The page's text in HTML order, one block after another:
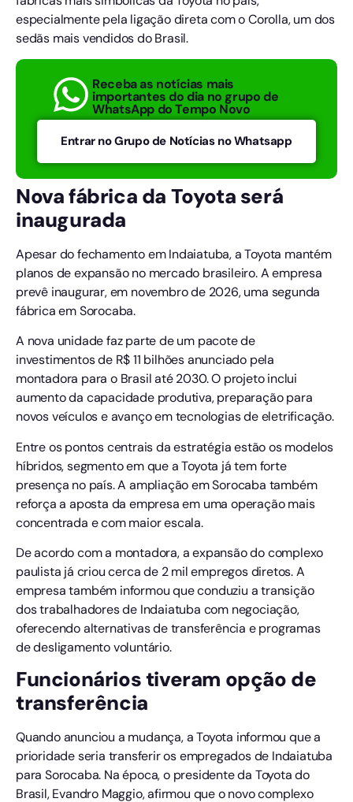
especialmente pela ligação direta com o Corolla, um dos
sedãs mais vendidos do Brasil.
Receba as notícias mais
importantes do dia no grupo de
WhatsApp do Tempo Novo
Entrar no Grupo de Notícias no Whatsapp
Nova fábrica da Toyota será
inaugurada
Apesar do fechamento em Indaiatuba, a Toyota mantém
planos de expansão no mercado brasileiro. A empresa
prevê inaugurar, em novembro de 2026, uma segunda
fábrica em Sorocaba.
A nova unidade faz parte de um pacote de
investimentos de R$ 11 bilhões anunciado pela
montadora para o Brasil até 2030. O projeto inclui
aumento da capacidade produtiva, preparação para
novos veículos e avanço em tecnologias de eletrificação.
Entre os pontos centrais da estratégia estão os modelos
híbridos, segmento em que a Toyota já tem forte
presença no país. A ampliação em Sorocaba também
reforça a aposta da empresa em uma operação mais
concentrada e com maior escala.
De acordo com a montadora, a expansão do complexo
paulista já criou cerca de 2 mil empregos diretos. A
empresa também informou que conduziu a transição
dos trabalhadores de Indaiatuba com negociação,
oferecendo alternativas de transferência e programas
de desligamento voluntário.
Funcionários tiveram opção de
transferência
Quando anunciou a mudança, a Toyota informou que a
prioridade seria transferir os empregados de Indaiatuba
para Sorocaba. Na época, o presidente da Toyota do
Brasil, Evandro Maggio, afirmou que o novo complexo